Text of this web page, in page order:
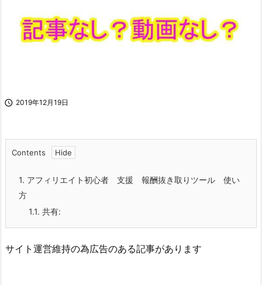
 2019年12月19日
Contents
1. アフィリエイト初心者 支援 報酬抜き取りツール 使い
方
1.1. 共有:
サイト運営維持の為広告のある記事があります